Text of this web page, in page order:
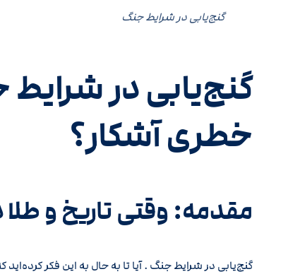
گنج‌یابی در شرایط جنگ
گنج‌یابی در
خطری آشکار؟
مقدمه: وقتی تاریخ و
گنج‌یابی در شرایط جنگ . آیا تا به حال به این فکر